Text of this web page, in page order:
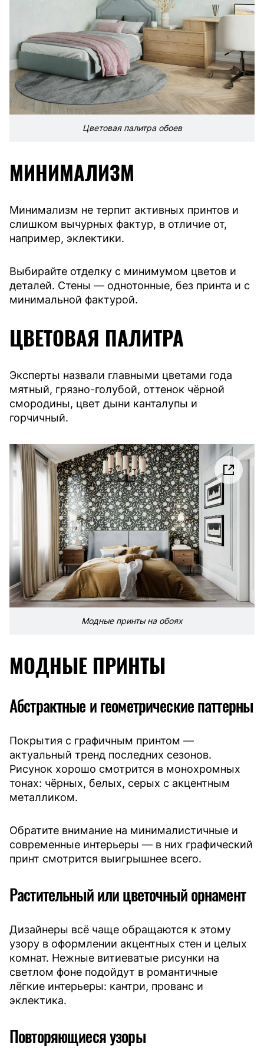
Цветовая палитра обоев
МИНИМАЛИЗМ
Минимализм не терпит активных принтов и
слишком вычурных фактур, в отличие от,
например, эклектики.
Выбирайте отделку с минимумом цветов и
деталей. Стены — однотонные, без принта и с
минимальной фактурой.
ЦВЕТОВАЯ ПАЛИТРА
Эксперты назвали главными цветами года
мятный, грязно-голубой, оттенок чёрной
смородины, цвет дыни канталупы и
горчичный.
Модные принты на обоях
МОДНЫЕ ПРИНТЫ
Абстрактные и геометрические паттерны
Покрытия с графичным принтом —
актуальный тренд последних сезонов.
Рисунок хорошо смотрится в монохромных
тонах: чёрных, белых, серых с акцентным
металликом.
Обратите внимание на минималистичные и
современные интерьеры — в них графический
принт смотрится выигрышнее всего.
Растительный или цветочный орнамент
Дизайнеры всё чаще обращаются к этому
узору в оформлении акцентных стен и целых
комнат. Нежные витиеватые рисунки на
светлом фоне подойдут в романтичные
лёгкие интерьеры: кантри, прованс и
эклектика.
Повторяющиеся узоры